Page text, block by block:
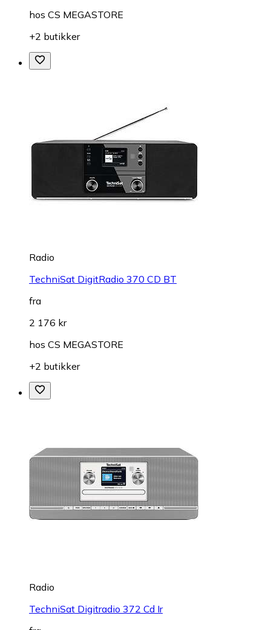
hos CS MEGASTORE
+2 butikker
Radio
TechniSat DigitRadio 370 CD BT
fra
2 176 kr
hos CS MEGASTORE
+2 butikker
Radio
TechniSat Digitradio 372 Cd Ir